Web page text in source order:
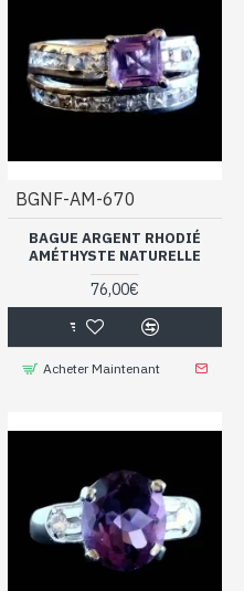
BGNF-AM-670
BAGUE ARGENT RHODIÉ
AMÉTHYSTE NATURELLE
76,00€
Acheter Maintenant